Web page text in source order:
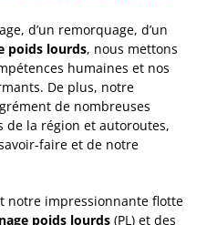
d’un remorquage, d’un
poids lourds, nous mettons
humaines et nos
De plus, notre
de nombreuses
de la région et autoroutes,
faire et de notre
notre impressionnante flotte
poids lourds (PL) et des